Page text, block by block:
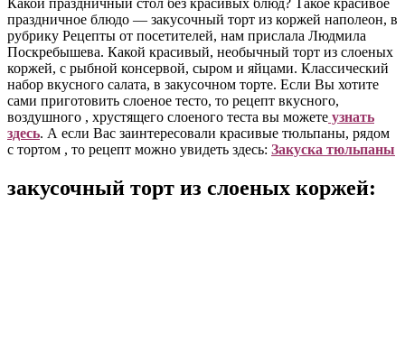
Какой праздничный стол без красивых блюд? Такое красивое
праздничное блюдо — закусочный торт из коржей наполеон, в
рубрику Рецепты от посетителей, нам прислала Людмила
Поскребышева. Какой красивый, необычный торт из слоеных
коржей, с рыбной консервой, сыром и яйцами. Классический
набор вкусного салата, в закусочном торте. Если Вы хотите
сами приготовить слоеное тесто, то рецепт вкусного,
воздушного , хрустящего слоеного теста вы можете узнать
здесь. А если Вас заинтересовали красивые тюльпаны, рядом
с тортом , то рецепт можно увидеть здесь: Закуска тюльпаны
закусочный торт из слоеных коржей: